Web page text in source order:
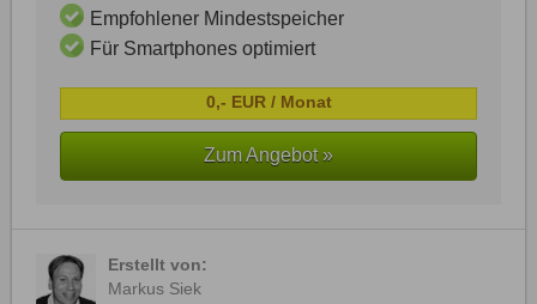
Empfohlener Mindestspeicher
Für Smartphones optimiert
0,- EUR / Monat
Zum Angebot »
Erstellt von:
Markus Siek